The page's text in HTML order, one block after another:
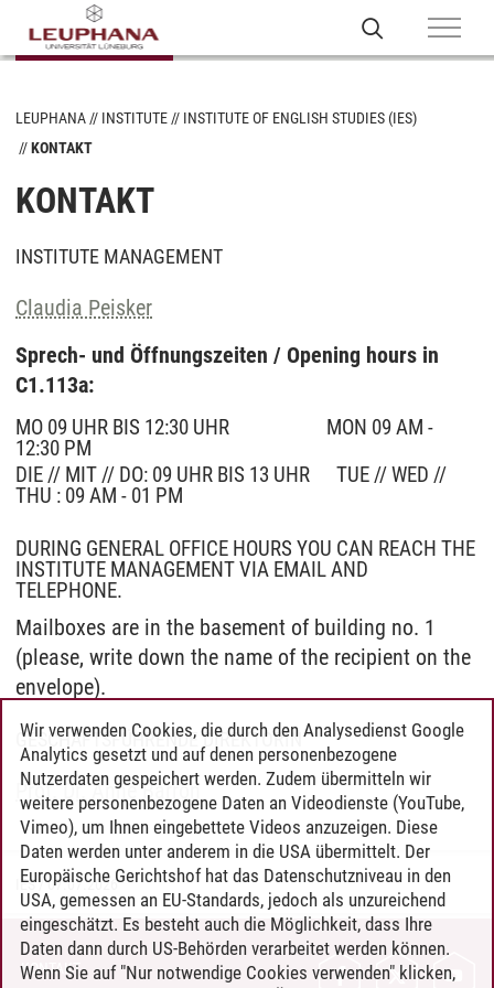
LEUPHANA INSTITUTE
INSTITUTE OF ENGLISH STUDIES (IES)
KONTAKT
KONTAKT
INSTITUTE MANAGEMENT
Claudia Peisker
Sprech- und Öffnungszeiten / Opening hours in
C1.113a:
MO 09 UHR BIS 12:30 UHR MON 09 AM -
12:30 PM
DIE // MIT // DO: 09 UHR BIS 13 UHR TUE // WED //
THU : 09 AM - 01 PM
DURING GENERAL OFFICE HOURS YOU CAN REACH THE
INSTITUTE MANAGEMENT VIA EMAIL AND
TELEPHONE.
Mailboxes are in the basement of building no. 1
(please, write down the name of the recipient on the
envelope).
GESCHÄFTSFÜHRENDE DIREKTORIN
Prof. Dr. Anne Barron
IES/07.07.2026
KONTAKT
Wir verwenden Cookies, die durch den Analysedienst Google
Analytics gesetzt und auf denen personenbezogene
Nutzerdaten gespeichert werden. Zudem übermitteln wir
weitere personenbezogene Daten an Videodienste (YouTube,
Vimeo), um Ihnen eingebettete Videos anzuzeigen. Diese
Daten werden unter anderem in die USA übermittelt. Der
Europäische Gerichtshof hat das Datenschutzniveau in den
USA, gemessen an EU-Standards, jedoch als unzureichend
eingeschätzt. Es besteht auch die Möglichkeit, dass Ihre
Daten dann durch US-Behörden verarbeitet werden können.
Wenn Sie auf "Nur notwendige Cookies verwenden" klicken,